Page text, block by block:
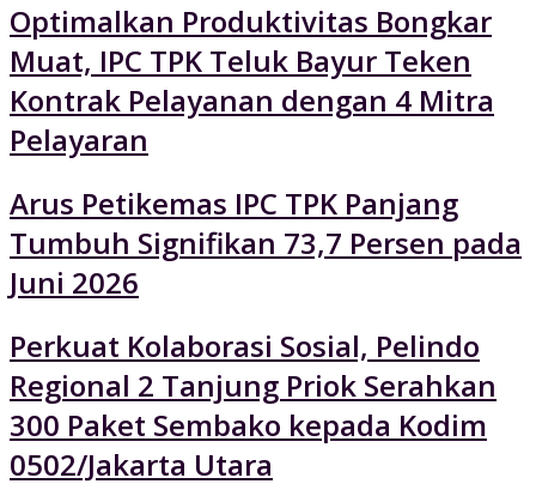
Optimalkan Produktivitas Bongkar
Muat, IPC TPK Teluk Bayur Teken
Kontrak Pelayanan dengan 4 Mitra
Pelayaran
Arus Petikemas IPC TPK Panjang
Tumbuh Signifikan 73,7 Persen pada
Juni 2026
Perkuat Kolaborasi Sosial, Pelindo
Regional 2 Tanjung Priok Serahkan
300 Paket Sembako kepada Kodim
0502/Jakarta Utara